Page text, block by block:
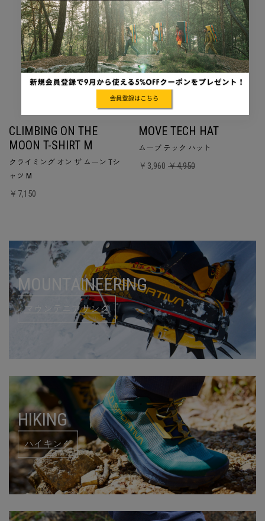
CLIMBING ON THE
MOON T-SHIRT M
クライミング オン ザ ムーン Tシ
ャツ M
￥7,150
MOVE TECH HAT
ムーブ テック ハット
￥3,960 ￥4,950
MOUNTAINEERING
マウンテニアリング
HIKING
ハイキング